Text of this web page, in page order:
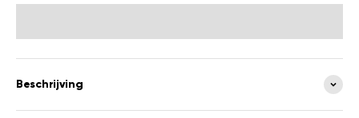
Beschrijving